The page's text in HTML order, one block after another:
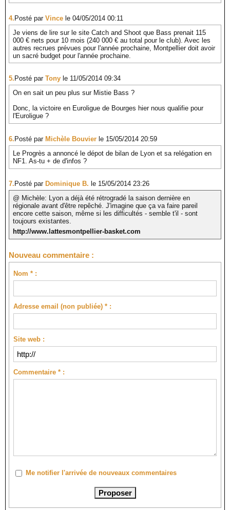
4.Posté par Vince le 04/05/2014 00:11
Je viens de lire sur le site Catch and Shoot que Bass prenait 115
000 € nets pour 10 mois (240 000 € au total pour le club). Avec les
autres recrues prévues pour l'année prochaine, Montpellier doit avoir
un sacré budget pour l'année prochaine.
5. Posté par Tony le 11/05/2014 09:34
On en sait un peu plus sur Mistie Bass ?
Donc, la victoire en Euroligue de Bourges hier nous qualifie pour
l'Euroligue ?
6. Posté par Michèle Bouvier le 15/05/2014 20:59
Le Progrès a annoncé le dépot de bilan de Lyon et sa relégation en
NF1. As-tu + de d'infos ?
7. Posté par Dominique B. le 15/05/2014 23:26
@ Michèle: Lyon a déjà été rétrogradé la saison dernière en
régionale avant d'être repêché. J'imagine que ça va faire pareil
encore cette saison, même si les difficultés - semble t'il - sont
toujours existantes.
http://www.lattesmontpellier-basket.com
Nouveau commentaire :
Nom * :
Adresse email (non publiée) * :
Site web :
Commentaire * :
Me notifier l'arrivée de nouveaux commentaires